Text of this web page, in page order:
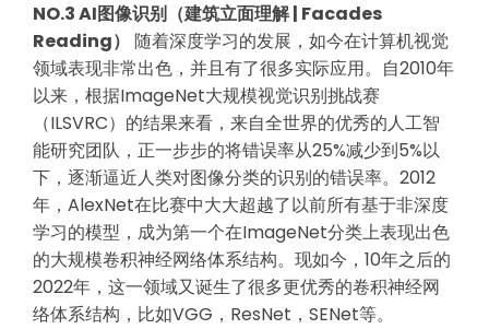
NO.3 AI图像识别 （建筑立面理解 | Facades
Reading） 随着深度学习的发展，如今在计算机视觉
领域表现非常出色，并且有了很多实际应用。自2010年
以来，根据ImageNet大规模视觉识别挑战赛
（ILSVRC）的结果来看，来自全世界的优秀的人工智
能研究团队，正一步步的将错误率从25%减少到5%以
下，逐渐逼近人类对图像分类的识别的错误率。2012
年，AlexNet在比赛中大大超越了以前所有基于非深度
学习的模型，成为第一个在ImageNet分类上表现出色
的大规模卷积神经网络体系结构。现如今，10年之后的
2022年，这一领域又诞生了很多更优秀的卷积神经网
络体系结构，比如VGG，ResNet，SENet等。